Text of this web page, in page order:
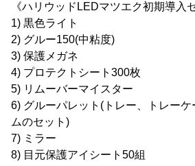
《ハリウッドLEDマツエク初期導入
1) 黒色ライト
2) グルー150(中粘度)
3) 保護メガネ
4) プロテクトシート300枚
5) リムーバーマイスター
6) グルーパレット(トレー、トレー
ムのセット)
7) ミラー
8) 目元保護アイシート50組